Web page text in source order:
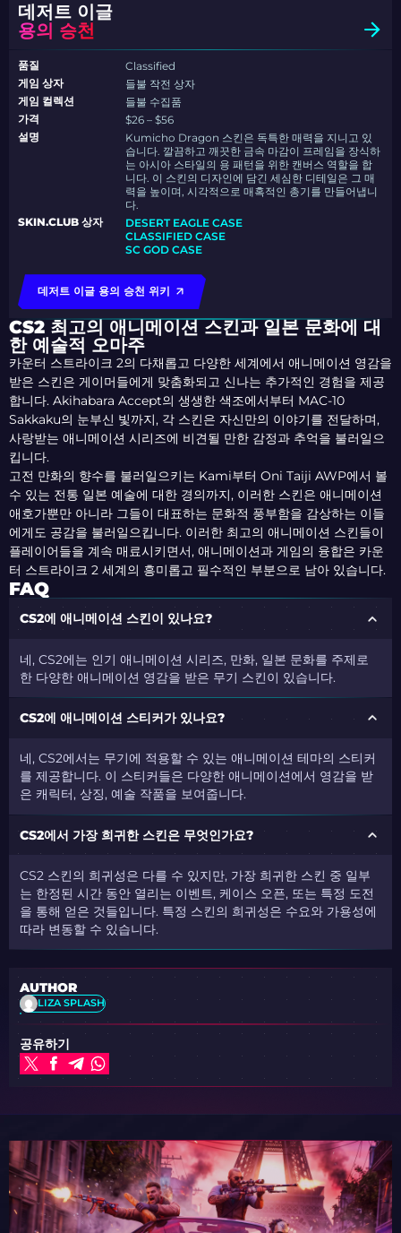
데저트 이글
용의 승천
품질
Classified
게임 상자
들불 작전 상자
게임 컬렉션
들불 수집품
가격
$26 – $56
설명
Kumicho Dragon 스킨은 독특한 매력을 지니고 있
습니다. 깔끔하고 깨끗한 금속 마감이 프레임을 장식하
는 아시아 스타일의 용 패턴을 위한 캔버스 역할을 합
니다. 이 스킨의 디자인에 담긴 세심한 디테일은 그 매
력을 높이며, 시각적으로 매혹적인 총기를 만들어냅니
다.
SKIN.CLUB 상자
DESERT EAGLE CASE
CLASSIFIED CASE
SC GOD CASE
데저트 이글 용의 승천 위키
CS2 최고의 애니메이션 스킨과 일본 문화에 대
한 예술적 오마주
카운터 스트라이크 2의 다채롭고 다양한 세계에서 애니메이션 영감을
받은 스킨은 게이머들에게 맞춤화되고 신나는 추가적인 경험을 제공
합니다. Akihabara Accept의 생생한 색조에서부터 MAC-10
Sakkaku의 눈부신 빛까지, 각 스킨은 자신만의 이야기를 전달하며,
사랑받는 애니메이션 시리즈에 비견될 만한 감정과 추억을 불러일으
킵니다.
고전 만화의 향수를 불러일으키는 Kami부터 Oni Taiji AWP에서 볼
수 있는 전통 일본 예술에 대한 경의까지, 이러한 스킨은 애니메이션
애호가뿐만 아니라 그들이 대표하는 문화적 풍부함을 감상하는 이들
에게도 공감을 불러일으킵니다. 이러한 최고의 애니메이션 스킨들이
플레이어들을 계속 매료시키면서, 애니메이션과 게임의 융합은 카운
터 스트라이크 2 세계의 흥미롭고 필수적인 부분으로 남아 있습니다.
FAQ
CS2에 애니메이션 스킨이 있나요?
네, CS2에는 인기 애니메이션 시리즈, 만화, 일본 문화를 주제로
한 다양한 애니메이션 영감을 받은 무기 스킨이 있습니다.
CS2에 애니메이션 스티커가 있나요?
네, CS2에서는 무기에 적용할 수 있는 애니메이션 테마의 스티커
를 제공합니다. 이 스티커들은 다양한 애니메이션에서 영감을 받
은 캐릭터, 상징, 예술 작품을 보여줍니다.
CS2에서 가장 희귀한 스킨은 무엇인가요?
CS2 스킨의 희귀성은 다를 수 있지만, 가장 희귀한 스킨 중 일부
는 한정된 시간 동안 열리는 이벤트, 케이스 오픈, 또는 특정 도전
을 통해 얻은 것들입니다. 특정 스킨의 희귀성은 수요와 가용성에
따라 변동할 수 있습니다.
AUTHOR
LIZA SPLASH
공유하기